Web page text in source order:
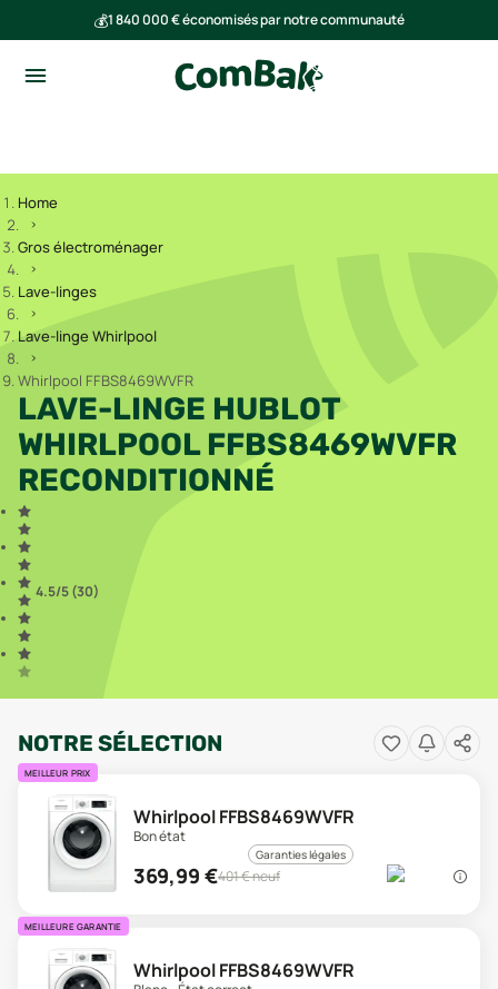
💰1 840 000 € économisés par notre communauté
Home
Gros électroménager
Lave-linges
Lave-linge Whirlpool
Whirlpool FFBS8469WVFR
LAVE-LINGE HUBLOT
WHIRLPOOL FFBS8469WVFR
RECONDITIONNÉ
4.5/5 (30)
NOTRE SÉLECTION
MEILLEUR PRIX
Whirlpool FFBS8469WVFR
Bon état
Garanties légales
369,99 €401€ neuf
MEILLEURE GARANTIE
Whirlpool FFBS8469WVFR